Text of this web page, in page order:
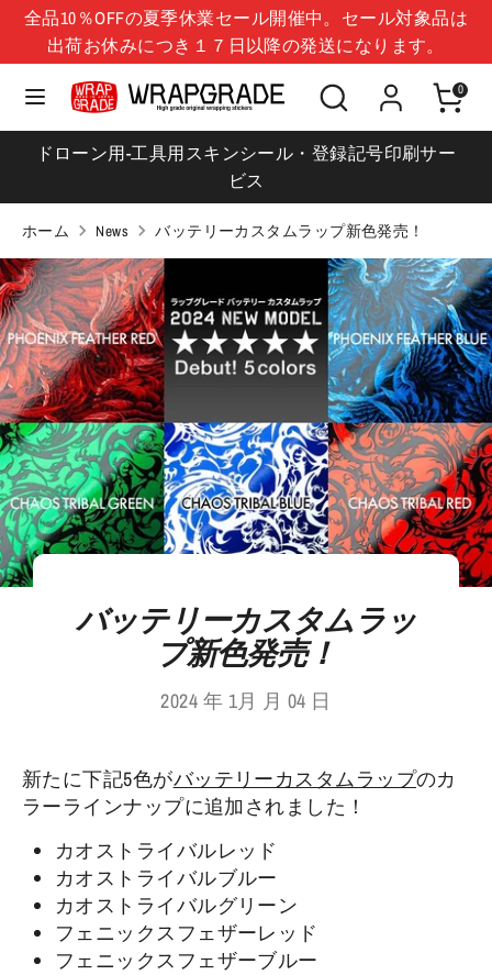
テ
動
全品10％OFFの夏季休業セール開催中。セール対象品は
出荷お休みにつき１７日以降の発送になります。
シ
ョ
ッ
プ
を
検
索
0
日本 (JPY ¥)
言
語
日本語
検
索
シ
ョ
ッ
を
索
ドローン用-工具用スキンシール・登録記号印刷サー
ビス
ホーム News バッテリーカスタムラップ新色発売！
バッテリーカスタムラッ
プ新色発売！
2024 年 1月 月 04 日
新たに下記5色がバッテリーカスタムラップのカ
ラーラインナップに追加されました！
カオストライバルレッド
カオストライバルブルー
カオストライバルグリーン
フェニックスフェザーレッド
フェニックスフェザーブルー